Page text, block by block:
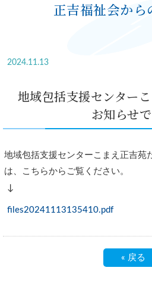
正吉福祉会から
2024.11.13
地域包括支援センター
お知らせで
地域包括支援センターこまえ正吉苑
は、こちらからご覧ください。
↓
files20241113135410.pdf
« 戻る